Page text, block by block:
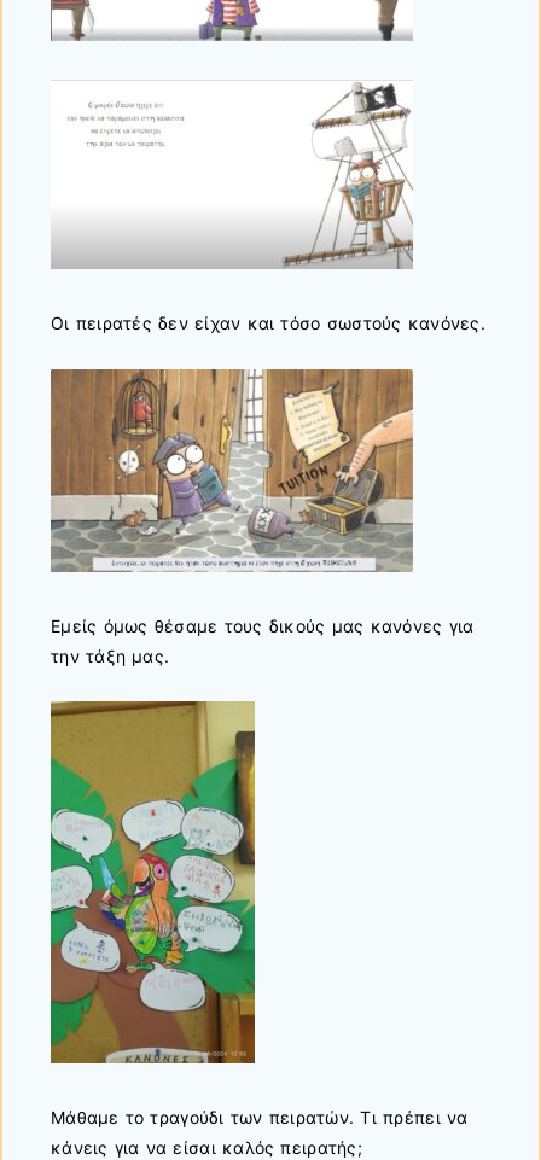
Οι πειρατές δεν είχαν και τόσο σωστούς κανόνες.
Εμείς όμως θέσαμε τους δικούς μας κανόνες για
την τάξη μας.
Μάθαμε το τραγούδι των πειρατών. Τι πρέπει να
κάνεις για να είσαι καλός πειρατής;